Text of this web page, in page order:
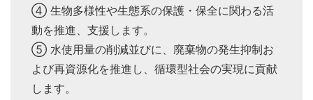
④ 生物多様性や生態系の保護・保全に関わる活
動を推進、支援します。
⑤ 水使用量の削減並びに、廃棄物の発生抑制お
よび再資源化を推進し、循環型社会の実現に貢献
します。